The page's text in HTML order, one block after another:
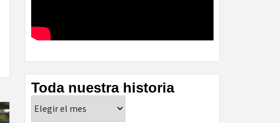
Toda nuestra historia
nuestra